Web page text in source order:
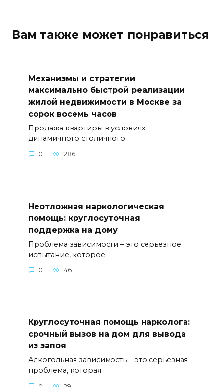
Вам также может понравиться
Механизмы и стратегии
максимально быстрой реализации
жилой недвижимости в Москве за
сорок восемь часов
Продажа квартиры в условиях
динамичного столичного
0 286
Неотложная наркологическая
помощь: круглосуточная
поддержка на дому
Проблема зависимости – это серьезное
испытание, которое
0 46
Круглосуточная помощь нарколога:
срочный вызов на дом для вывода
из запоя
Алкогольная зависимость – это серьезная
проблема, которая